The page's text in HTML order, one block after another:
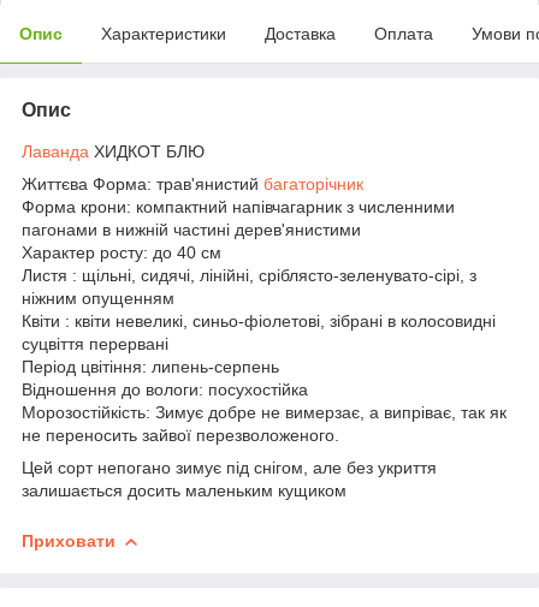
Опис Характеристики Доставка Оплата Умови
Опис
Лаванда ХИДКОТ БЛЮ
Життєва Форма: трав'янистий багаторічник
Форма крони: компактний напівчагарник з численними
пагонами в нижній частині дерев'янистими
Характер росту: до 40 см
Листя : щільні, сидячі, лінійні, сріблясто-зеленувато-сірі, з
ніжним опущенням
Квіти : квіти невеликі, синьо-фіолетові, зібрані в колосовидні
суцвіття перервані
Період цвітіння: липень-серпень
Відношення до вологи: посухостійка
Морозостійкість: Зимує добре не вимерзає, а випріває, так як
не переносить зайвої перезволоженого.
Цей сорт непогано зимує під снігом, але без укриття
залишається досить маленьким кущиком
Приховати